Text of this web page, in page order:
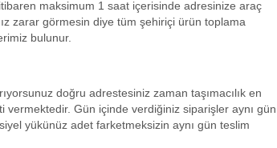
maksimum 1 saat içerisinde adresinize araç
zarar görmesin diye tüm şehiriçi ürün toplama
bulunur.
doğru adrestesiniz zaman taşımacılık en
vermektedir. Gün içinde verdiğiniz siparişler aynı gün
yükünüz adet farketmeksizin aynı gün teslim